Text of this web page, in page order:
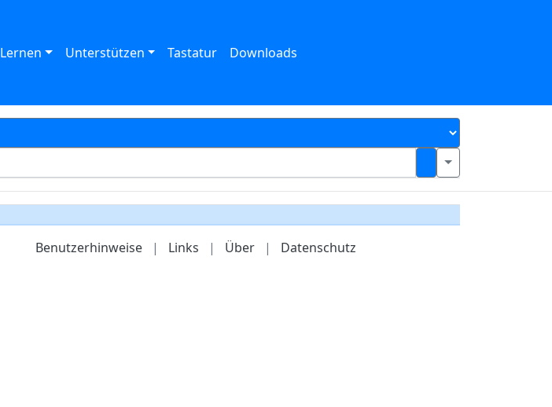
Lernen Unterstützen Tastatur Downloads
Benutzerhinweise | Links | Über | Datenschutz